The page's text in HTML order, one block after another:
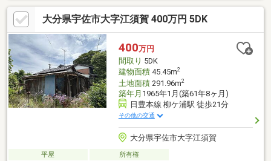
大分県宇佐市大字江須賀 400万円 5DK
400万円
間取り 5DK
建物面積45.45m2
土地面積291.96m2
築年月 1965年1月(築61年8ヶ月)
日豊本線 柳ケ浦駅 徒歩21分
その他の交通
大分県宇佐市大字江須賀
平屋 所有権